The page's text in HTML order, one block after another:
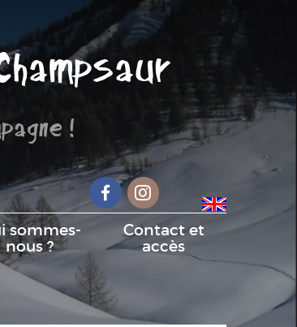
!
FacebookInstagram
sommes-
nous ?
Contact et
accès